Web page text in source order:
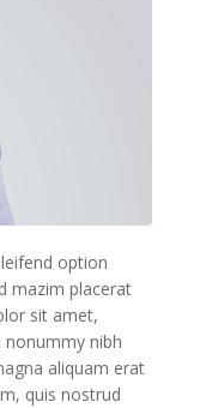
option
mazim placerat
sit amet,
nonummy nibh
aliquam erat
quis nostrud